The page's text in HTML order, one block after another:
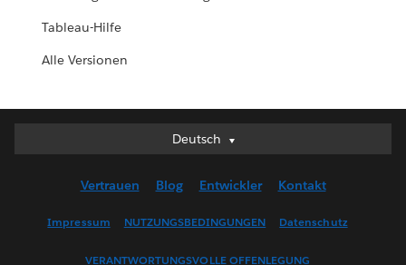
Tableau-Hilfe
Alle Versionen
Deutsch
Deutsch
English (US)
Vertrauen Blog Entwickler Kontakt
Impressum NUTZUNGSBEDINGUNGEN Datenschutz
VERANTWORTUNGSVOLLE OFFENLEGUNG